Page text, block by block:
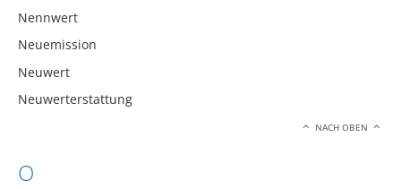
Nennwert
Neuemission
Neuwert
Neuwerterstattung
NACH OBEN
O